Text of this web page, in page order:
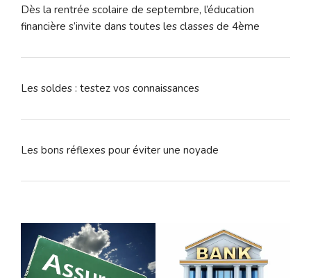
Dès la rentrée scolaire de septembre, l’éducation
financière s’invite dans toutes les classes de 4ème
Les soldes : testez vos connaissances
Les bons réflexes pour éviter une noyade